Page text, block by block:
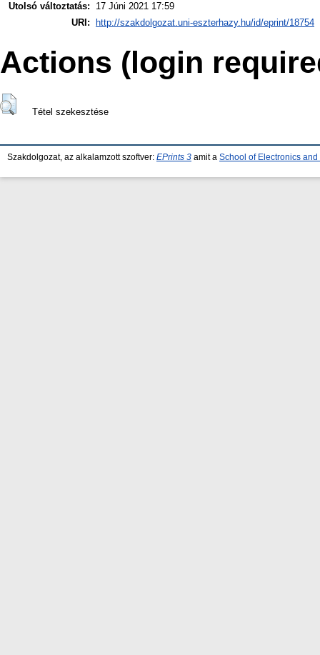
Utolsó változtatás:
17 Júni 2021 17:59
URI:
http://szakdolgozat.uni-eszterhazy.hu/id/eprint/18754
Actions (login
Tétel szekesztése
Szakdolgozat, az alkalamzott szoftver: EPrints 3 amit a School of Electronics